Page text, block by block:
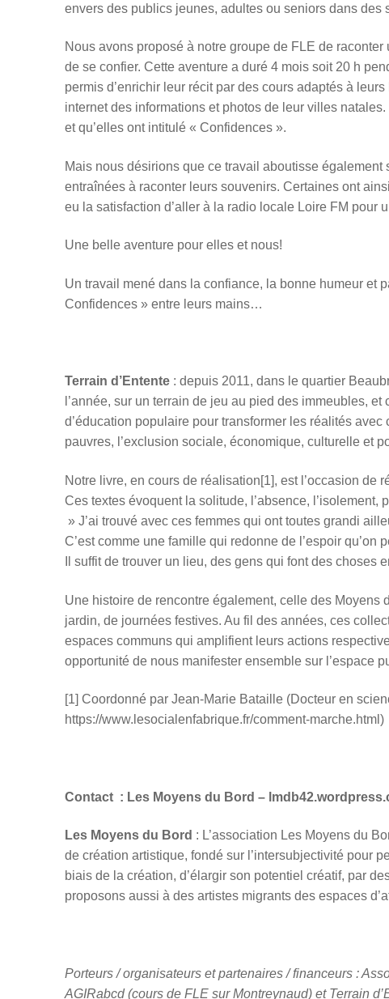
envers des publics jeunes, adultes ou seniors dans des
Nous avons proposé à notre groupe de FLE de
de se confier. Cette aventure a duré 4 mois soit 20 h
permis d’enrichir leur récit par des cours adaptés à
internet des informations et photos de leur villes
et qu’elles ont intitulé « Confidences ».
Mais nous désirions que ce travail aboutisse
entraînées à raconter leurs souvenirs. Certaines ont
eu la satisfaction d’aller à la radio locale Loire FM pour
Une belle aventure pour elles et nous!
Un travail mené dans la confiance, la bonne humeur et
Confidences » entre leurs mains…
Terrain d’Entente : depuis 2011, dans le quartier
l’année, sur un terrain de jeu au pied des immeubles,
d’éducation populaire pour transformer les réalités
pauvres, l’exclusion sociale, économique, culturelle et
Notre livre, en cours de réalisation[1], est l’occasion de
Ces textes évoquent la solitude, l’absence, l’isolement,
» J’ai trouvé avec ces femmes qui ont toutes grandi
C’est comme une famille qui redonne de l’espoir qu’on
Il suffit de trouver un lieu, des gens qui font des choses
Une histoire de rencontre également, celle des Moyens
jardin, de journées festives. Au fil des années, ces
espaces communs qui amplifient leurs actions
opportunité de nous manifester ensemble sur l’espace
[1] Coordonné par Jean-Marie Bataille (Docteur en
https://www.lesocialenfabrique.fr/comment-marche.html)
Contact : Les Moyens du Bord –
Les Moyens du Bord : L’association Les Moyens du
de création artistique, fondé sur l’intersubjectivité pour
biais de la création, d’élargir son potentiel créatif, par
proposons aussi à des artistes migrants des espaces
Porteurs / organisateurs et partenaires / financeurs :
AGIRabcd (cours de FLE sur Montreynaud) et Terrain